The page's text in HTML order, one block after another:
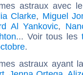
astraux avec
Clarke, Miguel
Al Yankovic,
... Voir tous les
.
astraux ayant